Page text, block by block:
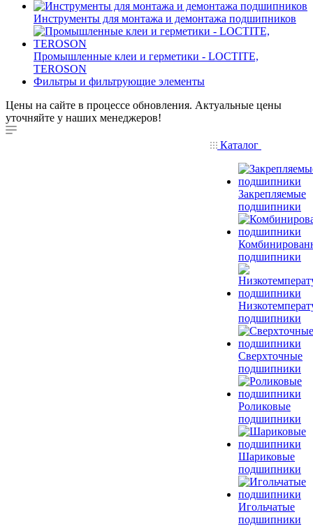
Инструменты для монтажа и демонтажа подшипников
Промышленные клеи и герметики - LOCTITE,
TEROSON
Фильтры и фильтрующие элементы
Цены на сайте в процессе обновления. Актуальные цены
уточняйте у наших менеджеров!
Каталог
Закрепляемые
подшипники
подшипники
подшипники
Сверхточные
подшипники
Роликовые
подшипники
Шариковые
подшипники
Игольчатые
подшипники